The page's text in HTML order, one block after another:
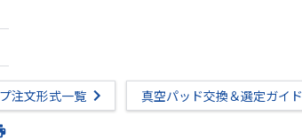
注文形式一覧
真空パッド交換＆選定ガイド